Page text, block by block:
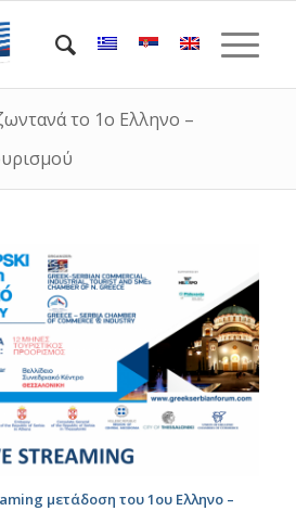
το 1ο Ελληνο –
μετάδοση του 1ου Ελληνο –